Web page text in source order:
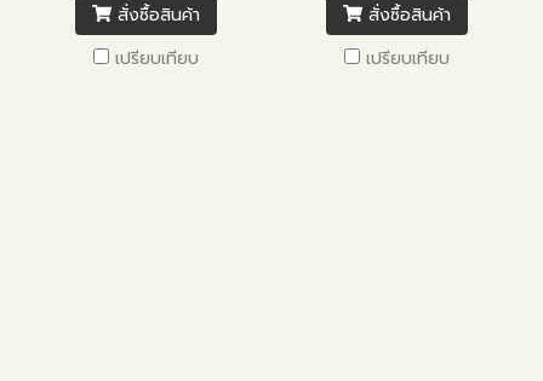
สั่งซื้อสินค้า
เปรียบเทียบ
สั่งซื้อสินค้า
เปรียบเทียบ